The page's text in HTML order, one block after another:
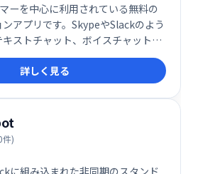
ーを中心に利用されている無料の
アプリです。SkypeやSlackのよう
ストチャット、ボイスチャット、
。チームでのゲームプレイ調整や仲
す。直感的なインターフェース
プ通話やプライベートな会話も楽し
ーザーと繋がり、様々なコミュニ
も可能です。
詳しく見る
件)